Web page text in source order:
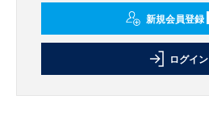
新規会員登録
ログイン